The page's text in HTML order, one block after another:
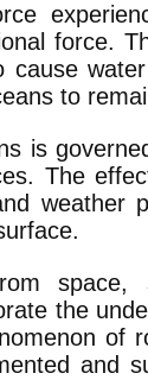
force.
cause
to
is
The
weather
space,
the
of
and